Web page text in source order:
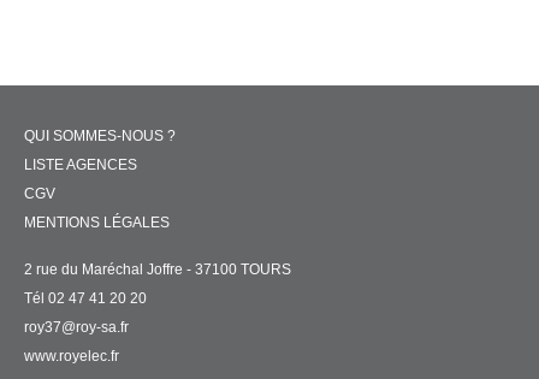
QUI SOMMES-NOUS ?
LISTE AGENCES
CGV
MENTIONS LÉGALES
2 rue du Maréchal Joffre - 37100 TOURS
Tél 02 47 41 20 20
roy37@roy-sa.fr
www.royelec.fr